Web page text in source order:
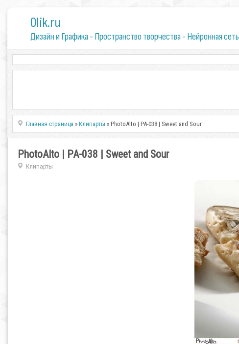
0lik.ru
Дизайн и Графика - Пространство творчества - Нейронная сеть
Главная страница »Клипарты » PhotoAlto | PA-038 | Sweet and Sour
PhotoAlto | PA-038 | Sweet and Sour
Клипарты